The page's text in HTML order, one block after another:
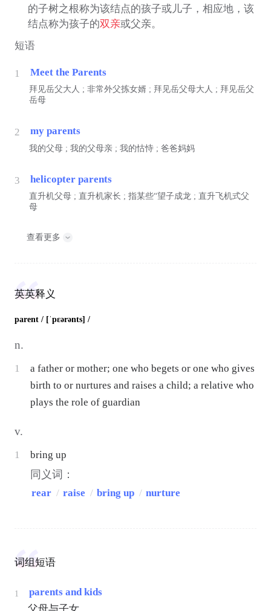
的子树之根称为该结点的孩子或儿子，相应地，该
结点称为孩子的双亲或父亲。
短语
1 Meet the Parents
拜见岳父大人 ; 非常外父拣女婿 ; 拜见岳父母大人 ; 拜见岳父
岳母
2 my parents
我的父母 ; 我的父母亲 ; 我的怙恃 ; 爸爸妈妈
3 helicopter parents
直升机父母 ; 直升机家长 ; 指某些“望子成龙 ; 直升飞机式父
母
查看更多
英英释义
parent / [ˈpɛərənts] /
n.
1
a father or mother; one who begets or one who gives
birth to or nurtures and raises a child; a relative who
plays the role of guardian
v.
1 bring up
同义词：
rear / raise / bring up / nurture
词组短语
1
parents and kids